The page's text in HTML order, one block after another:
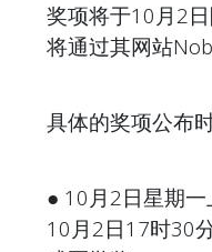
奖项将于10月2
将通过其网站
具体的奖项公布
● 10月2日星期
10月2日17时30